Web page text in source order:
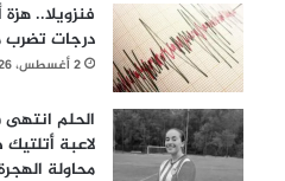
درجات تضرب
2 أغسطس، 2026
الحلم
لاعبة
محاولة